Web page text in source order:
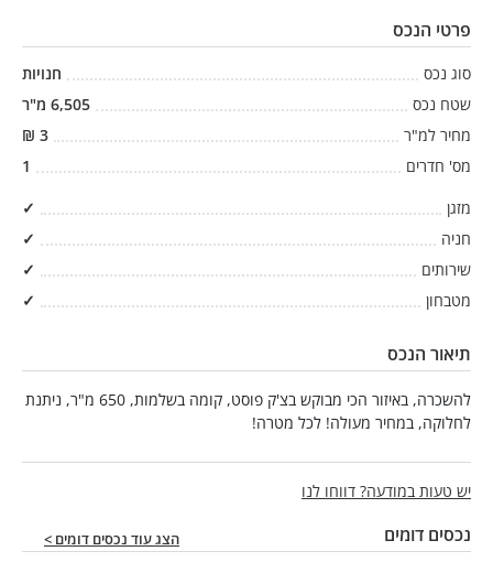
פרטי הנכס
סוג נכס
חנויות
שטח נכס
6,505 מ"ר
מחיר למ"ר
3
₪
מס' חדרים
1
מזגן
✓
חניה
✓
שירותים
✓
מטבחון
✓
תיאור הנכס
להשכרה, באיזור הכי מבוקש בצ'ק פוסט, קומה בשלמות, 650 מ"ר, ניתנת
לחלוקה, במחיר מעולה! לכל מטרה!
יש טעות במודעה? דווחו לנו
נכסים דומים הצג עוד נכסים דומים >